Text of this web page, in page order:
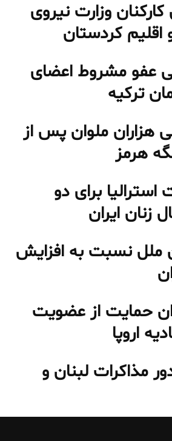
وزارت نیروی
اقلیم کردستان
عفو مشروط اعضای
ترکیه
هزاران ملوان پس از
هرمز
برای دو
زنان ایران
ملل نسبت به افزایش
حمایت از عضویت
اروپا
مذاکرات لبنان و